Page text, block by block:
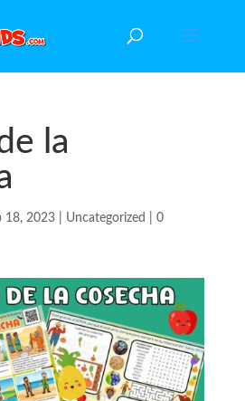
la
18, 2023| Uncategorized 0